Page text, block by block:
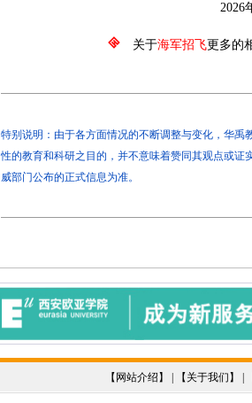
2026年3月
关于海军招飞更多的
特别说明：由于各方面情况的不断调整与变化，华禹
性的教育和科研之目的，并不意味着赞同其观点或证
威部门公布的正式信息为准。
【 网站介绍 】 | 【 关于我们 】 |